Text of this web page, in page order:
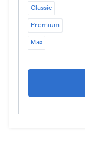
Classic
Premium
Max